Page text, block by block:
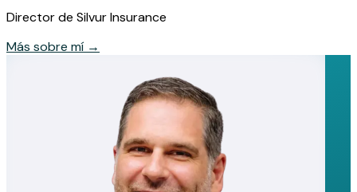
Director de Silvur Insurance
Más sobre mí →